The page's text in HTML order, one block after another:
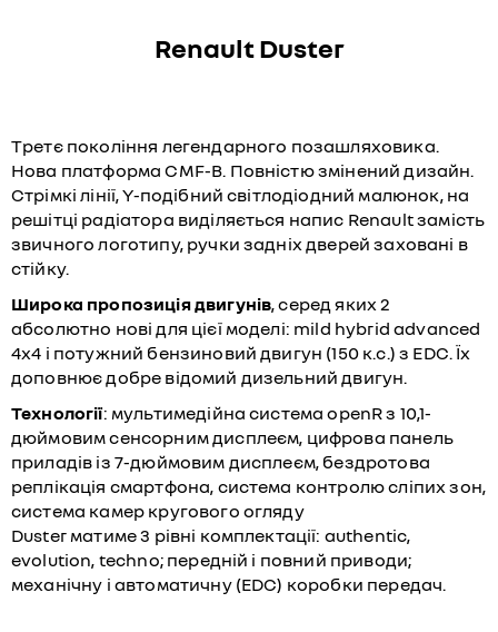
Renault Duster
Третє покоління легендарного позашляховика.
Нова платформа CMF-B. Повністю змінений дизайн.
Стрімкі лінії, Y-подібний світлодіодний малюнок, на
решітці радіатора виділяється напис Renault замість
звичного логотипу, ручки задніх дверей заховані в
стійку.
Широка пропозиція двигунів, серед яких 2
абсолютно нові для цієї моделі: mild hybrid advanced
4x4 і потужний бензиновий двигун (150 к.с.) з EDC. Їх
доповнює добре відомий дизельний двигун.
Технології: мультимедійна система openR з 10,1-
дюймовим сенсорним дисплеєм, цифрова панель
приладів із 7-дюймовим дисплеєм, бездротова
реплікація смартфона, система контролю сліпих зон,
система камер кругового огляду
Duster матиме 3 рівні комплектації: authentic,
evolution, techno; передній і повний приводи;
механічну і автоматичну (EDC) коробки передач.